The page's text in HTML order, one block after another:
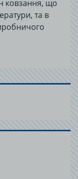
ковзання, що
та в